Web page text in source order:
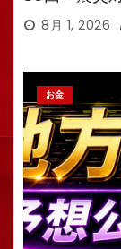
えるTV・高
8月 1, 2026
お金